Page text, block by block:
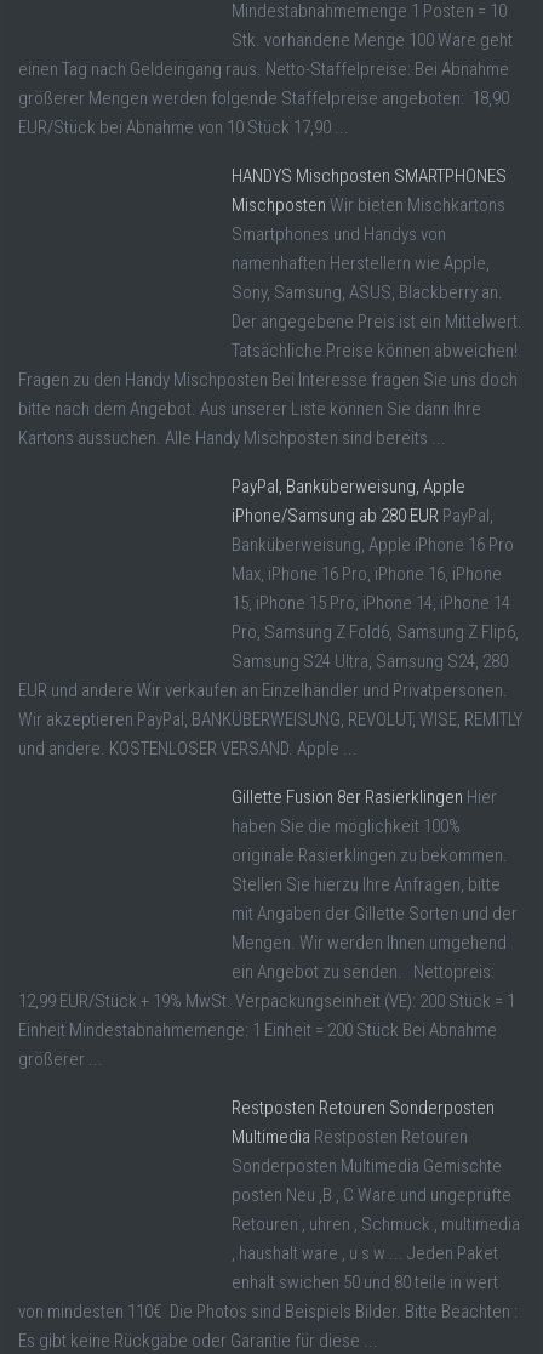
Mindestabnahmemenge 1 Posten = 10
Stk. vorhandene Menge 100 Ware geht
einen Tag nach Geldeingang raus. Netto-Staffelpreise: Bei Abnahme
größerer Mengen werden folgende Staffelpreise angeboten: 18,90
EUR/Stück bei Abnahme von 10 Stück 17,90 ...
HANDYS Mischposten SMARTPHONES
Mischposten Wir bieten Mischkartons
Smartphones und Handys von
namenhaften Herstellern wie Apple,
Sony, Samsung, ASUS, Blackberry an.
Der angegebene Preis ist ein Mittelwert.
Tatsächliche Preise können abweichen!
Fragen zu den Handy Mischposten Bei Interesse fragen Sie uns doch
bitte nach dem Angebot. Aus unserer Liste können Sie dann Ihre
Kartons aussuchen. Alle Handy Mischposten sind bereits ...
PayPal, Banküberweisung, Apple
iPhone/Samsung ab 280 EUR PayPal,
Banküberweisung, Apple iPhone 16 Pro
Max, iPhone 16 Pro, iPhone 16, iPhone
15, iPhone 15 Pro, iPhone 14, iPhone 14
Pro, Samsung Z Fold6, Samsung Z Flip6,
Samsung S24 Ultra, Samsung S24, 280
EUR und andere Wir verkaufen an Einzelhändler und Privatpersonen.
Wir akzeptieren PayPal, BANKÜBERWEISUNG, REVOLUT, WISE, REMITLY
und andere. KOSTENLOSER VERSAND. Apple ...
Gillette Fusion 8er Rasierklingen Hier
haben Sie die möglichkeit 100%
originale Rasierklingen zu bekommen.
Stellen Sie hierzu Ihre Anfragen, bitte
mit Angaben der Gillette Sorten und der
Mengen. Wir werden Ihnen umgehend
ein Angebot zu senden. Nettopreis:
12,99 EUR/Stück + 19% MwSt. Verpackungseinheit (VE): 200 Stück = 1
Einheit Mindestabnahmemenge: 1 Einheit = 200 Stück Bei Abnahme
größerer ...
Restposten Retouren Sonderposten
Multimedia Restposten Retouren
Sonderposten Multimedia Gemischte
posten Neu ,B , C Ware und ungeprüfte
Retouren , uhren , Schmuck , multimedia
, haushalt ware , u s w ... Jeden Paket
enhalt swichen 50 und 80 teile in wert
von mindesten 110€ Die Photos sind Beispiels Bilder. Bitte Beachten :
Es gibt keine Rückgabe oder Garantie für diese ...